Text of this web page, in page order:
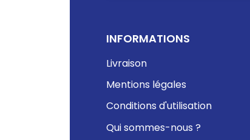
INFORMATIONS
Livraison
Mentions légales
Conditions d'utilisation
Qui sommes-nous ?